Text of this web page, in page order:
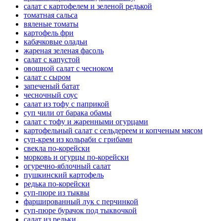
салат с картофелем и зеленой редькой
томатная сальса
вяленые томаты
картофель фри
кабачковые оладьи
жареная зеленая фасоль
салат с капустой
овощной салат с чесноком
салат с сыром
запеченый батат
чесночный соус
салат из тофу с паприкой
суп чили от барака обамы
салат с тофу и жаренными огурцами
картофельный салат с сельдереем и копченым мясом
суп-крем из кольраби с грибами
свекла по-корейски
морковь и огурцы по-корейски
огуречно-яблочный салат
пушкинский картофель
редька по-корейски
суп-пюре из тыквы
фаршированный лук с перчинкой
суп-пюре бурачок под тыквочкой